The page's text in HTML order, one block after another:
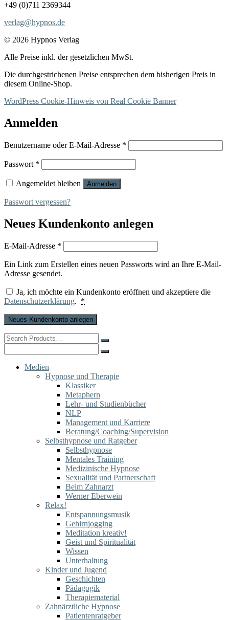
+49 (0)711 2369344
verlag@hypnos.de
© 2026 Hypnos Verlag
Alle Preise inkl. der gesetzlichen MwSt.
Die durchgestrichenen Preise entsprechen dem bisherigen Preis in
diesem Online-Shop.
WordPress Cookie-Hinweis von Real Cookie Banner
Anmelden
Benutzername oder E-Mail-Adresse *
Passwort *
Angemeldet bleiben Anmelden
Passwort vergessen?
Neues Kundenkonto anlegen
E-Mail-Adresse *
Ein Link zum Erstellen eines neuen Passworts wird an Ihre E-Mail-
Adresse gesendet.
Ja, ich möchte ein Kundenkonto eröffnen und akzeptiere die
Datenschutzerklärung. *
Neues Kundenkonto anlegen
Search
for:
for:
Medien
Hypnose und Therapie
Klassiker
Metaphern
Lehr- und Studienbücher
NLP
Management und Karriere
Beratung/Coaching/Supervision
Selbsthypnose und Ratgeber
Selbsthypnose
Mentales Training
Medizinische Hypnose
Sexualität und Partnerschaft
Beim Zahnarzt
Werner Eberwein
Relax!
Entspannungsmusik
Gehirnjogging
Meditation kreativ!
Geist und Spiritualität
Wissen
Unterhaltung
Kinder und Jugend
Geschichten
Pädagogik
Therapiematerial
Zahnärztliche Hypnose
Patientenratgeber